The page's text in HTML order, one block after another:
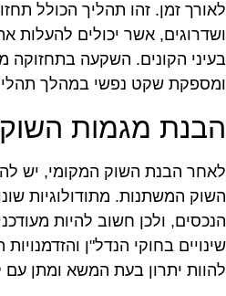
זמן. זהו תהליך הכולל
אשר יכולים להעלות
הקונים. השקעה בתחזוקה
שקט נפשי במהלך
מגמות השוק
הבנת השוק המקומי, יש
המשתנות. מתודולוגיות
ולכן חשוב להיות
בחוקי הנדל"ן והזדמנויות
יתרון בעת המשא ומתן עם